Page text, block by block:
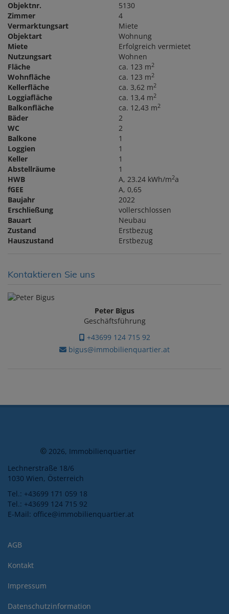
Objektnr.
5130
Zimmer
4
Vermarktungsart
Miete
Objektart
Wohnung
Miete
Erfolgreich vermietet
Nutzungsart
Wohnen
Fläche
ca. 123 m2
Wohnfläche ca. 123 m2
Kellerfläche ca. 3,62 m2
Loggiafläche ca. 13,4 m2
Balkonfläche ca. 12,43 m2
Bäder
2
WC
2
Balkone
1
Loggien
1
Keller
1
Abstellräume
1
HWB
A, 23.24 kWh/m2a
fGEE
A, 0,65
Baujahr
2022
Erschließung
vollerschlossen
Bauart
Neubau
Zustand
Erstbezug
Hauszustand
Erstbezug
Kontaktieren Sie uns
Peter Bigus
Geschäftsführung
+43699 124 715 92
bigus@immobilienquartier.at
© 2026, Immobilienquartier
Lechnerstraße 18/6
1030 Wien, Österreich
Tel.: +43699 171 059 18
Tel.: +43699 124 715 92
E-Mail: office@immobilienquartier.at
AGB
Kontakt
Impressum
Datenschutzinformation